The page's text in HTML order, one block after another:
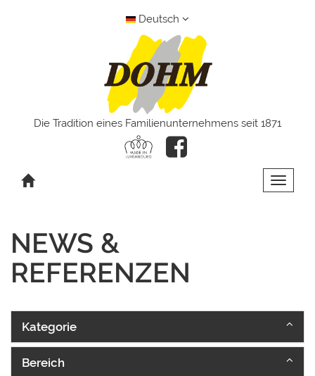
Deutsch
Die Tradition eines Familienunternehmens seit 1871
Toggle
NEWS &
REFERENZEN
Kategorie
Bereich